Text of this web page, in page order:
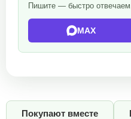
Пишите — быстро отвечаем.
MAX
Покупают вместе